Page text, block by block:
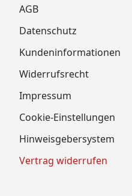
AGB
Datenschutz
Kundeninformationen
Widerrufsrecht
Impressum
Cookie-Einstellungen
Hinweisgebersystem
Vertrag widerrufen